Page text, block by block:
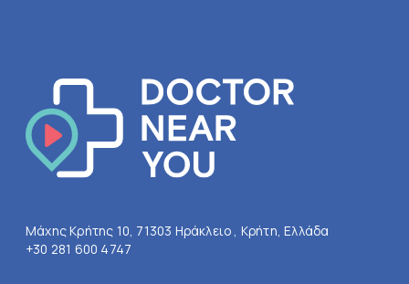
Μάχης Κρήτης 10, 71303 Ηράκλειο , Κρήτη, Ελλάδα
+30 281 600 4747